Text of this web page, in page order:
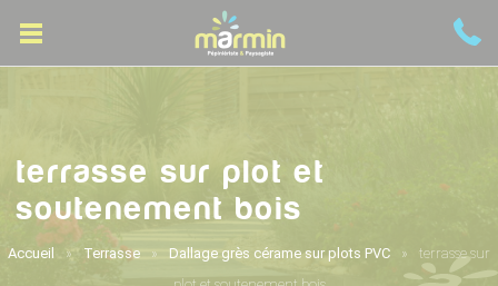
terrasse sur plot et
soutenement bois
Accueil Terrasse Dallage grès cérame sur plots PVC
terrasse sur